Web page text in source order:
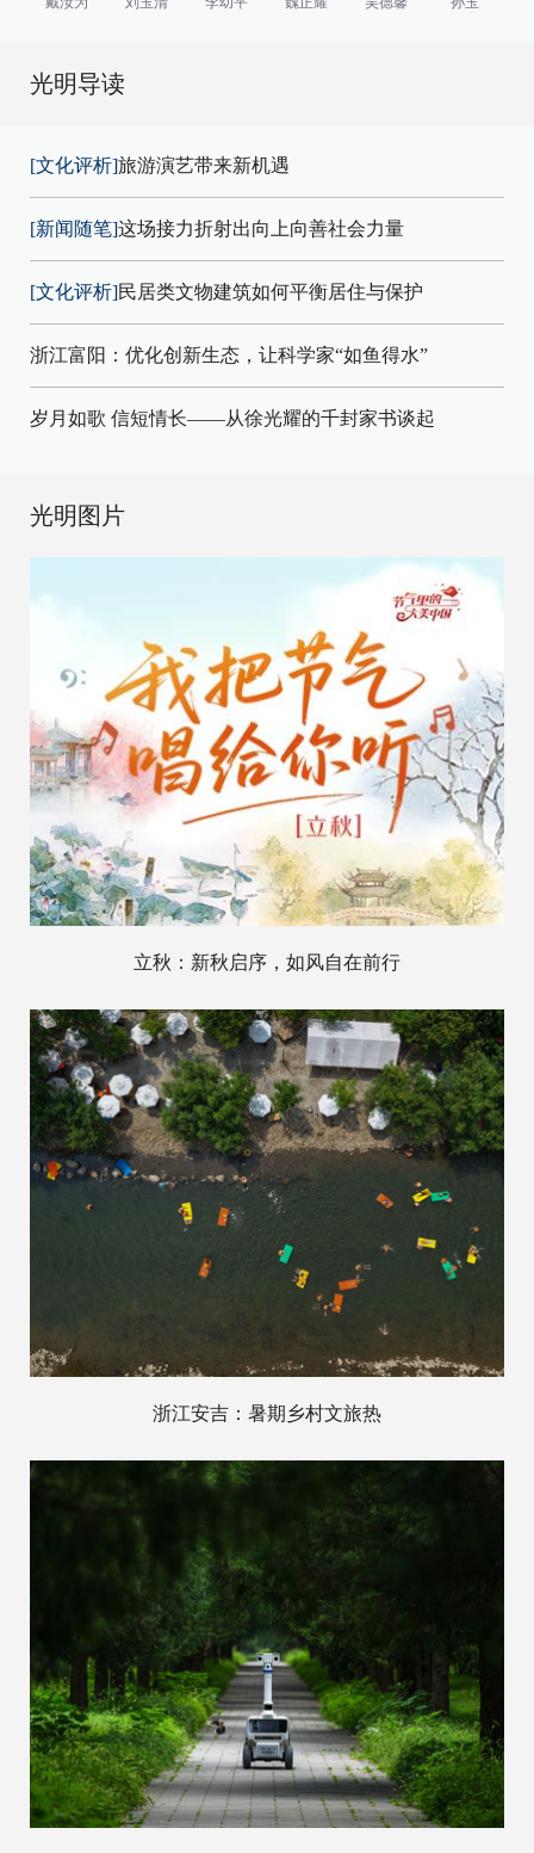
光明导读
[文化评析]旅游演艺带来新机遇
[新闻随笔]这场接力折射出向上向善社会力量
[文化评析]民居类文物建筑如何平衡居住与保护
浙江富阳：优化创新生态，让科学家“如鱼得水”
岁月如歌 信短情长——从徐光耀的千封家书谈起
光明图片
立秋：新秋启序，如风自在前行
浙江安吉：暑期乡村文旅热